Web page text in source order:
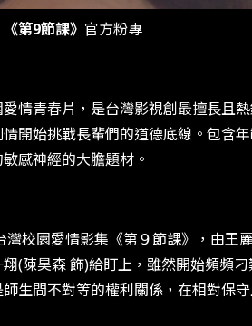
第9節課》 官方粉專
情青春片，是台灣影視創最擅長且
開始挑戰長輩們的道德底線。包含
感神經的大膽題材。
灣校園愛情影集《第９節課》，由王
(陳昊森 飾)給盯上，雖然開始頻頻
生間不對等的權利關係，在相對保